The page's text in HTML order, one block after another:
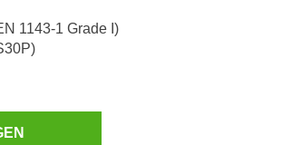
1143-1 Grade I)